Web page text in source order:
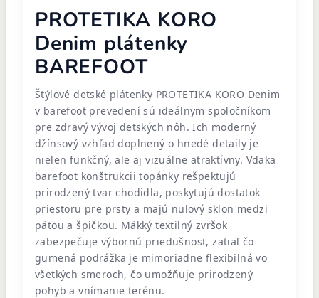
PROTETIKA KORO
Denim plátenky
BAREFOOT
Štýlové detské plátenky PROTETIKA KORO Denim
v barefoot prevedení sú ideálnym spoločníkom
pre zdravý vývoj detských nôh. Ich moderný
džínsový vzhľad doplnený o hnedé detaily je
nielen funkčný, ale aj vizuálne atraktívny. Vďaka
barefoot konštrukcii topánky rešpektujú
prirodzený tvar chodidla, poskytujú dostatok
priestoru pre prsty a majú nulový sklon medzi
pätou a špičkou. Mäkký textilný zvršok
zabezpečuje výbornú priedušnosť, zatiaľ čo
gumená podrážka je mimoriadne flexibilná vo
všetkých smeroch, čo umožňuje prirodzený
pohyb a vnímanie terénu.